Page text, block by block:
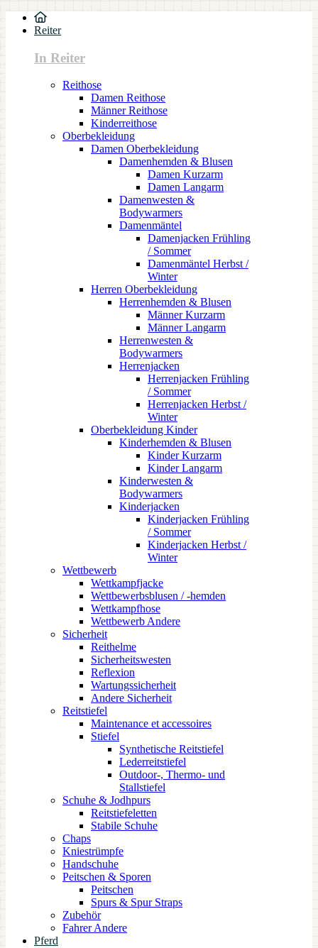
Reiter
In Reiter
Reithose
Damen Reithose
Männer Reithose
Kinderreithose
Oberbekleidung
Damen Oberbekleidung
Damenhemden & Blusen
Damen Kurzarm
Damen Langarm
Damenwesten &
Bodywarmers
Damenmäntel
Damenjacken Frühling
/ Sommer
Damenmäntel Herbst /
Winter
Herren Oberbekleidung
Herrenhemden & Blusen
Männer Kurzarm
Männer Langarm
Herrenwesten &
Bodywarmers
Herrenjacken
Herrenjacken Frühling
/ Sommer
Herrenjacken Herbst /
Winter
Oberbekleidung Kinder
Kinderhemden & Blusen
Kinder Kurzarm
Kinder Langarm
Kinderwesten &
Bodywarmers
Kinderjacken
Kinderjacken Frühling
/ Sommer
Kinderjacken Herbst /
Winter
Wettbewerb
Wettkampfjacke
Wettbewerbsblusen / -hemden
Wettkampfhose
Wettbewerb Andere
Sicherheit
Reithelme
Sicherheitswesten
Reflexion
Wartungssicherheit
Andere Sicherheit
Reitstiefel
Maintenance et accessoires
Stiefel
Synthetische Reitstiefel
Lederreitstiefel
Outdoor-, Thermo- und
Stallstiefel
Schuhe & Jodhpurs
Reitstiefeletten
Stabile Schuhe
Chaps
Kniestrümpfe
Handschuhe
Peitschen & Sporen
Peitschen
Spurs & Spur Straps
Zubehör
Fahrer Andere
Pferd